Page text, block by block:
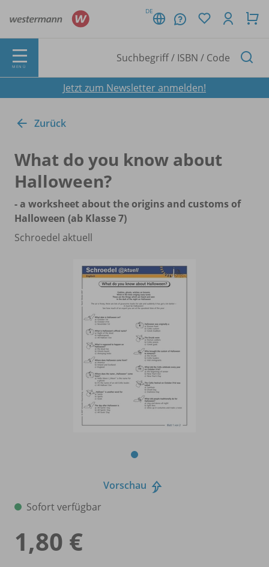
DE
MENÜ
Jetzt zum Newsletter anmelden!
Zurück
What do you know about
Halloween?
- a worksheet about the origins and customs of
Halloween (ab Klasse 7)
Schroedel aktuell
Vorschau
Sofort verfügbar
1,80 €